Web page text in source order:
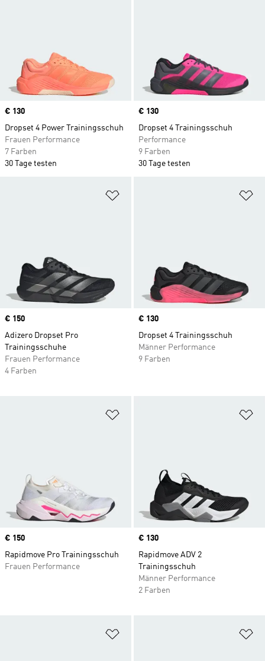
Price
€ 130
Dropset 4 Power Trainingsschuh
Frauen Performance
7 Farben
30 Tage testen
Price
€ 130
Dropset 4 Trainingsschuh
Performance
9 Farben
30 Tage testen
Price
€ 150
Adizero Dropset Pro
Trainingsschuhe
Frauen Performance
4 Farben
Price
€ 130
Dropset 4 Trainingsschuh
Männer Performance
9 Farben
Price
€ 150
Rapidmove Pro Trainingsschuh
Frauen Performance
Price
€ 130
Rapidmove ADV 2
Trainingsschuh
Männer Performance
2 Farben